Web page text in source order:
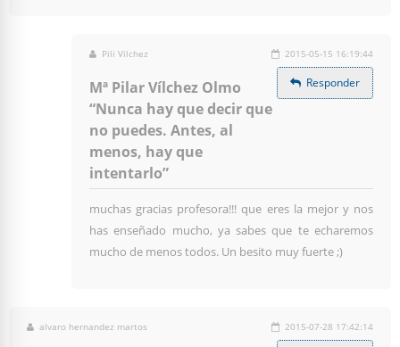
Mª Pilar Vílchez Olmo
“Nunca hay que decir que
no puedes. Antes, al
menos, hay que
intentarlo”
Pili Vilchez 2015-05-15 16:19:44
muchas gracias profesora!!! que eres la mejor y nos
has enseñado mucho, ya sabes que te echaremos
mucho de menos todos. Un besito muy fuerte ;)
Responder
alvaro hernandez martos 2015-07-28 17:42:14